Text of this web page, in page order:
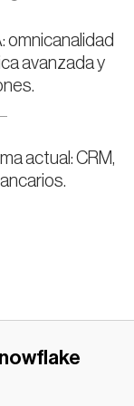
omnicanalidad
avanzada y
actual: CRM,